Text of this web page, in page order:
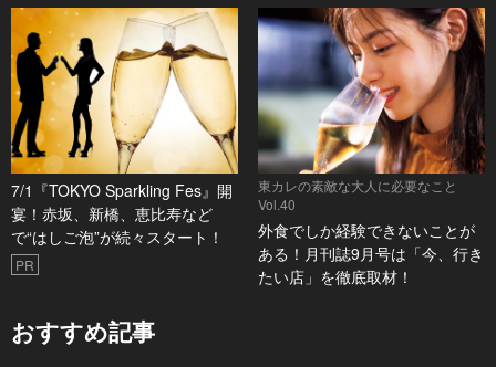
7/1『TOKYO Sparkling Fes』開
宴！赤坂、新橋、恵比寿など
で“はしご泡”が続々スタート！
PR
東カレの素敵な大人に必要なこと
Vol.40
外食でしか経験できないことが
ある！月刊誌9月号は「今、行き
たい店」を徹底取材！
おすすめ記事